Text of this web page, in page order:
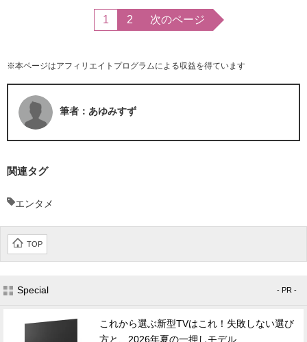
1 2 次のページ
※本ページはアフィリエイトプログラムによる収益を得ています
筆者：あゆみすず
関連タグ
エンタメ
TOP
Special - PR -
これから選ぶ新型TVはこれ！失敗しない選び
方と、2026年夏の一押しモデル